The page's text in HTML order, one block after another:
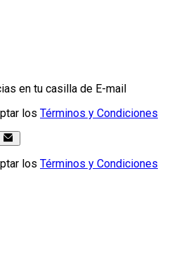
en tu casilla de E-mail
los Términos y Condiciones
los Términos y Condiciones